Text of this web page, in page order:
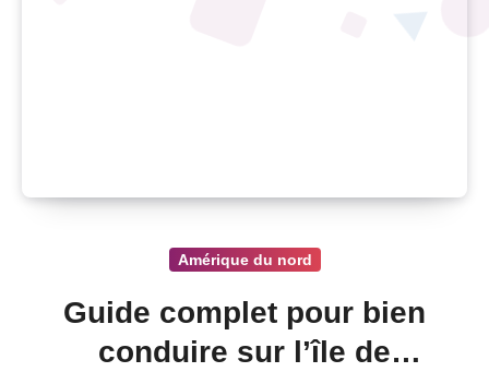
Amérique du nord
Guide complet pour bien
conduire sur l’île de